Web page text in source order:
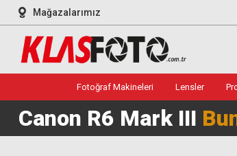
Mağazalarımız
Fotoğraf Makineleri Lensler
Canon R6 Mark III